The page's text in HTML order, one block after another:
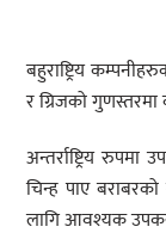
बहुराष्ट्रिय
र ग्रिजको
अन्तर्राष्ट्रिय
चिन्ह पाए
लागि आवश्यक